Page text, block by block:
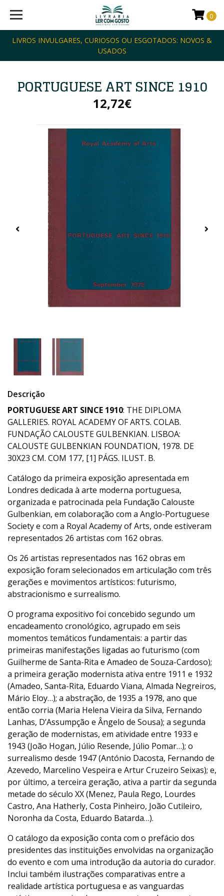
LIVROS INVULGARES, CURIOSOS OU ESGOTADOS: NOVOS &
USADOS
0
PORTUGUESE ART SINCE 1910
12,72€
Descrição
PORTUGUESE ART SINCE 1910: THE DIPLOMA
GALLERIES. ROYAL ACADEMY OF ARTS. COLAB.
FUNDAÇÃO CALOUSTE GULBENKIAN. LISBOA:
CALOUSTE GULBENKIAN FOUNDATION, 1978. DE
30X23 CM. COM 177, [1] PÁGS. ILUST. B.
Catálogo da primeira exposição apresentada em
Londres dedicada à arte moderna portuguesa,
organizada e patrocinada pela Fundação Calouste
Gulbenkian, em colaboração com a Anglo-Portuguese
Society e com a Royal Academy of Arts, onde estiveram
representados 26 artistas com 162 obras.
Os 26 artistas representados nas 162 obras em
exposição foram selecionados em articulação com três
gerações e movimentos artísticos: futurismo,
abstracionismo e surrealismo.
O programa expositivo foi concebido segundo um
encadeamento cronológico, agrupado em seis
momentos temáticos fundamentais: a partir das
primeiras manifestações ligadas ao futurismo (com
Guilherme de Santa-Rita e Amadeo de Souza-Cardoso);
a primeira geração modernista ativa entre 1911 e 1932
(Amadeo, Santa-Rita, Eduardo Viana, Almada Negreiros,
Mário Eloy…); a abstração, de 1935 a 1978, ano que
então corria (Maria Helena Vieira da Silva, Fernando
Lanhas, D’Assumpção e Ângelo de Sousa); a segunda
geração de modernistas, em atividade entre 1933 e
1943 (João Hogan, Júlio Resende, Júlio Pomar…); o
surrealismo desde 1947 (António Dacosta, Fernando de
Azevedo, Marcelino Vespeira e Artur Cruzeiro Seixas); e,
por último, a terceira geração, ativa a partir da segunda
metade do século XX (Menez, Paula Rego, Lourdes
Castro, Ana Hatherly, Costa Pinheiro, João Cutileiro,
Noronha da Costa, Eduardo Batarda…).
O catálogo da exposição conta com o prefácio dos
presidentes das instituições envolvidas na organização
do evento e com uma introdução da autoria do curador.
Inclui também ilustrações comparativas entre a
realidade artística portuguesa e as vanguardas